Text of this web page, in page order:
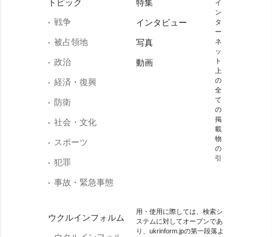
トピック
戦争
被占領地
政治
経済・復興
防衛
社会・文化
スポーツ
犯罪
事故・緊急事態
ウクルインフォルム
特集
インタビュー
写真
動画
イ
ン
タ
ー
ネ
ッ
ト
上
の
全
て
の
掲
載
物
の
引
用・使用に際しては、検索シ
ステムに対してオープンであ
り、ukrinform.jpの第一段落よ